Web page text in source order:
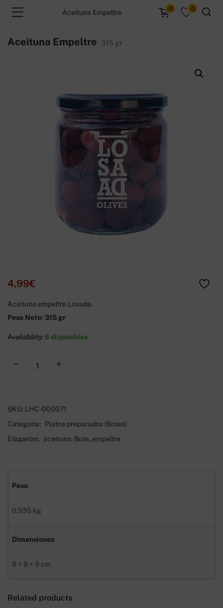
Aceituna Empeltre
0 0
Aceituna Empeltre 315 gr
4,99€
Aceituna empeltre Losada.
Peso Neto: 315 gr
Availability: 6 disponibles
SKU: LHC-000071
Categoría:
Platos preparados (Botes)
Etiquetas:
aceituna, Bote, empeltre
Peso
0,535 kg
Dimensiones
8 × 8 × 9 cm
Related products